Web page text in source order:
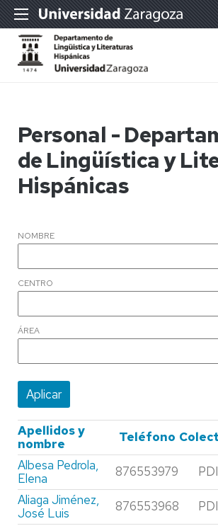
Personal -
de Lingüística y
Hispánicas
NOMBRE
CENTRO
ÁREA
Apellidos y
nombre
Teléfono
Albesa Pedrola,
Elena
876553979
PDI
Aliaga Jiménez,
José Luis
876553968
PDI